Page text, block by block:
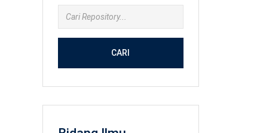
CARI